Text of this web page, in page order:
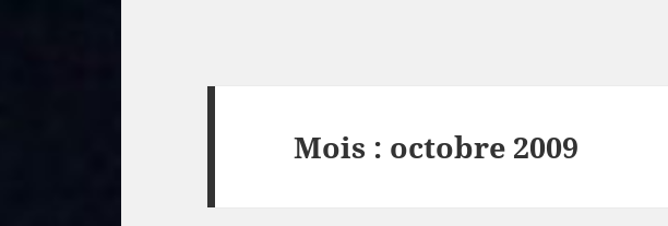
Mois : octobre 2009